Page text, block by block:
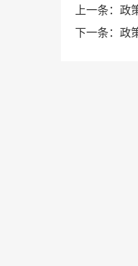
上一条： 政
下一条： 政